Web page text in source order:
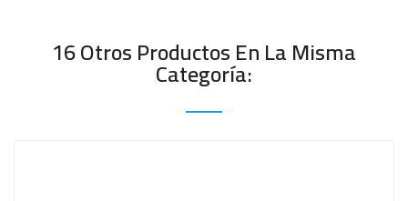
16 Otros Productos En La Misma
Categoría: